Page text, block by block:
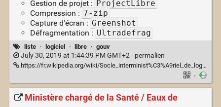
Gestion de projet : ProjectLibre
Compression : 7-zip
Capture d'écran : Greenshot
Défragmentation : Ultradefrag
liste · logiciel · libre · gouv
July 30, 2019 at 1:44:39 PM GMT+2 · permalien
https://fr.wikipedia.org/wiki/Socle_interminist%C3%A9riel_de_logiciels_libres
·
Ministère chargé de la Santé / Eaux de